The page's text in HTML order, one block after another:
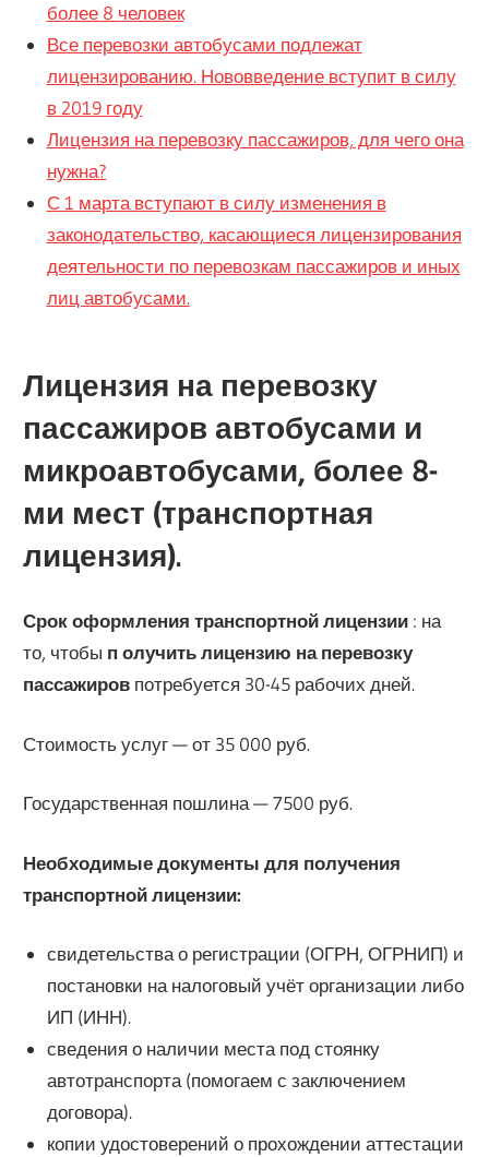
более 8 человек
Все перевозки автобусами подлежат
лицензированию. Нововведение вступит в силу
в 2019 году
Лицензия на перевозку пассажиров, для чего она
нужна?
С 1 марта вступают в силу изменения в
законодательство, касающиеся лицензирования
деятельности по перевозкам пассажиров и иных
лиц автобусами.
Лицензия на перевозку
пассажиров автобусами и
микроавтобусами, более 8-
ми мест (транспортная
лицензия).
Срок оформления транспортной лицензии : на
то, чтобы п олучить лицензию на перевозку
пассажиров потребуется 30-45 рабочих дней.
Стоимость услуг — от 35 000 руб.
Государственная пошлина — 7500 руб.
Необходимые документы для получения
транспортной лицензии:
свидетельства о регистрации (ОГРН, ОГРНИП) и
постановки на налоговый учёт организации либо
ИП (ИНН).
сведения о наличии места под стоянку
автотранспорта (помогаем с заключением
договора).
копии удостоверений о прохождении аттестации